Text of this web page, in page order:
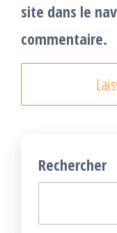
site dans le
commentaire.
Rechercher